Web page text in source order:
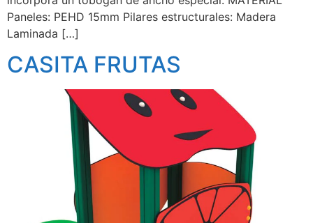
Paneles: PEHD 15mm Pilares estructurales: Madera
Laminada […]
CASITA FRUTAS